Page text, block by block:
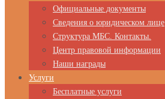
Официальные документы
Сведения о юридическом лице
Структура МБС. Контакты.
Центр правовой информации
Наши награды
Услуги
Бесплатные услуги